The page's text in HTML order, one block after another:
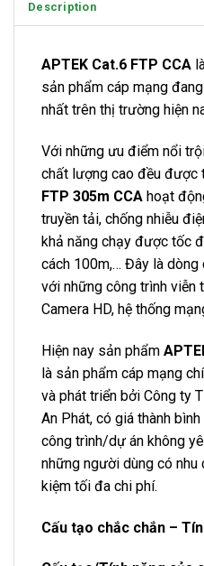
Description
APTEK Cat.6 FTP CCA
sản phẩm cáp mạng
nhất trên thị trường hiện
Với những ưu điểm nổi
chất lượng cao đều được
FTP 305m CCA hoạt
truyền tải, chống nhiễu
khả năng chạy được tốc
cách 100m,… Đây là dòng
với những công trình viễn
Camera HD, hệ thống
Hiện nay sản phẩm
là sản phẩm cáp mạng
và phát triển bởi Công ty
An Phát, có giá thành
công trình/dự án không
những người dùng có nhu
kiệm tối đa chi phí.
Cấu tạo chắc chắn –